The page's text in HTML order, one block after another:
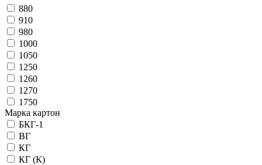
880
910
980
1000
1050
1250
1260
1270
1750
Марка картон
БКГ-1
ВГ
КГ
КГ (К)